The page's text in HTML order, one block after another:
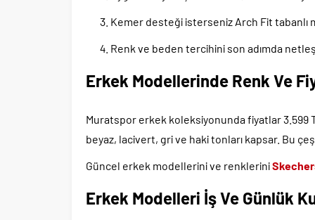
Kemer desteği isterseniz Arch Fit tabanlı
Renk ve beden tercihini son adımda
Erkek Modellerinde Renk Ve
Muratspor erkek koleksiyonunda fiyatlar 3.599
beyaz, lacivert, gri ve haki tonları kapsar. Bu
Güncel erkek modellerini ve renklerini
Erkek Modelleri İş Ve Günlük